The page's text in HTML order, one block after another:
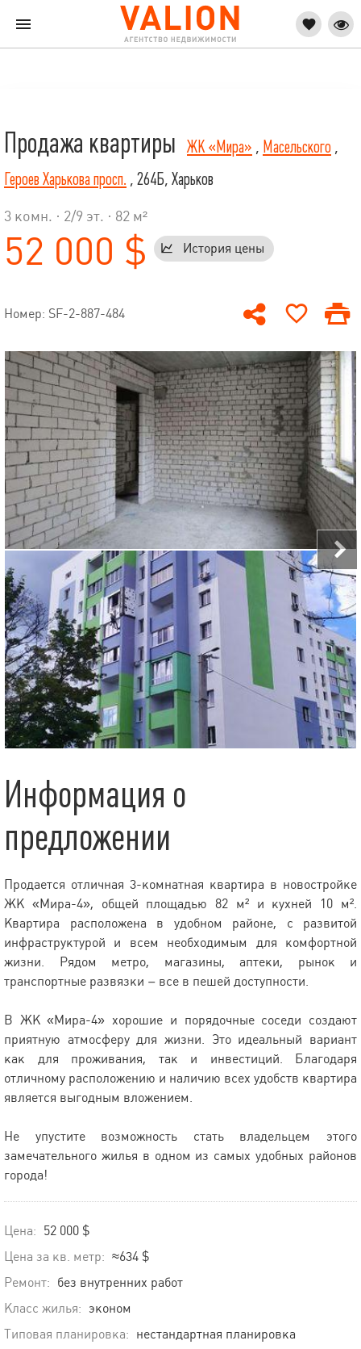
Продажа квартиры ЖК «Мира» , Масельского ,
Героев Харькова просп. , 264Б, Харьков
3 комн. · 2/9 эт. · 82 м²
52 000 $ История цены
Номер: SF-2-887-484
Информация о
предложении
Продается отличная 3-комнатная квартира в новостройке
ЖК «Мира-4», общей площадью 82 м² и кухней 10 м².
Квартира расположена в удобном районе, с развитой
инфраструктурой и всем необходимым для комфортной
жизни. Рядом метро, магазины, аптеки, рынок и
транспортные развязки – все в пешей доступности.
В ЖК «Мира-4» хорошие и порядочные соседи создают
приятную атмосферу для жизни. Это идеальный вариант
как для проживания, так и инвестиций. Благодаря
отличному расположению и наличию всех удобств квартира
является выгодным вложением.
Не упустите возможность стать владельцем этого
замечательного жилья в одном из самых удобных районов
города!
Цена: 52 000 $
Цена за кв. метр: ≈634 $
Ремонт: без внутренних работ
Класс жилья: эконом
Типовая планировка: нестандартная планировка